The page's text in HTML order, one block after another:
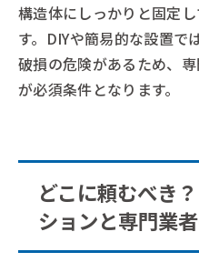
構造体にしっかりと固定
す。DIYや簡易的な設置で
破損の危険があるため、
が必須条件となります。
どこに頼むべき
ションと専門業